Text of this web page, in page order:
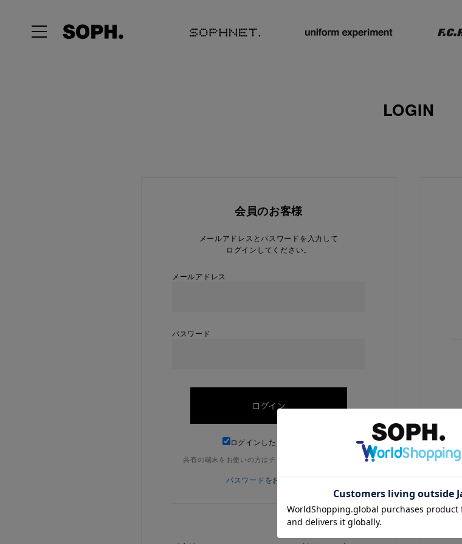
LOGIN
会員のお客様
メールアドレスとパスワードを入力して
ログインしてください。
メールアドレス
パスワード
ログインしたままにする
共有の端末をお使いの方はチェックを外してください
パスワードをお忘れの方